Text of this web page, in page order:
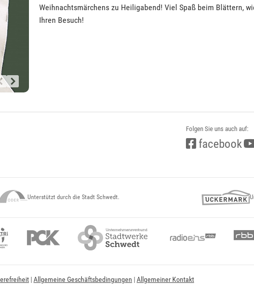
Weihnachtsmärchens zu Heiligabend! Viel Spaß beim Blättern,
Ihren Besuch!
Folgen Sie uns auch auf:
facebook
Unterstützt durch die Stadt Schwedt.
|Allgemeine Geschäftsbedingungen |Allgemeiner Kontakt